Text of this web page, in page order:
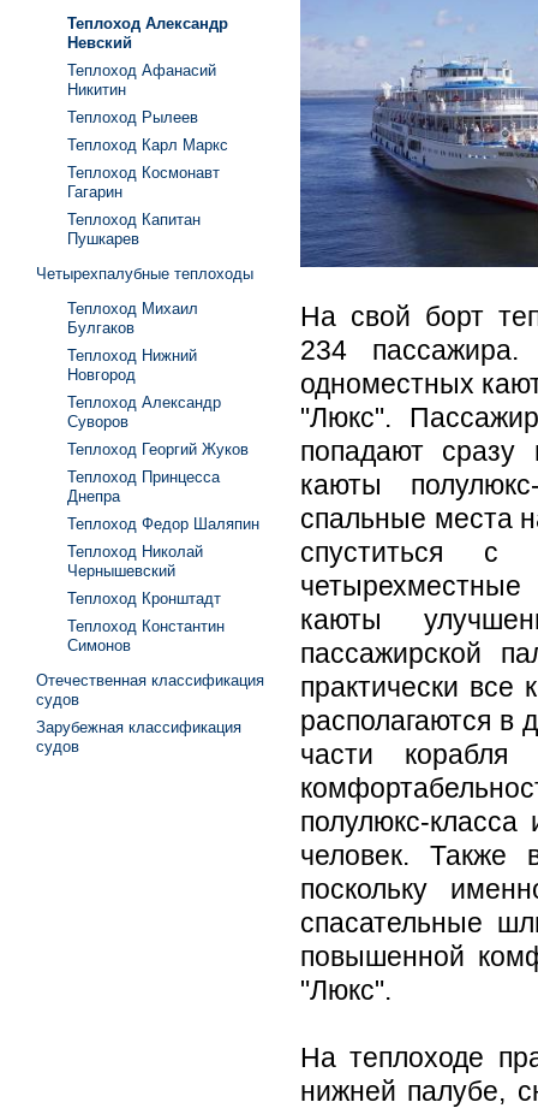
На свой борт
234
одноместных
"Люкс".
попадают сразу
каюты
спальные места
спуститься с
каюты
пассажирской
практически
располагаются в
части
полулюкс-
человек. Также
поскольку
спасательные
повышенной
"Люкс".
На теплоходе
нижней палубе,
Теплоход Александр
Невский
Теплоход Афанасий
Никитин
Теплоход Рылеев
Теплоход Карл Маркс
Теплоход Космонавт
Гагарин
Теплоход Капитан
Пушкарев
Четырехпалубные теплоходы
Теплоход Михаил
Булгаков
Теплоход Нижний
Новгород
Теплоход Александр
Суворов
Теплоход Георгий Жуков
Теплоход Принцесса
Днепра
Теплоход Федор Шаляпин
Теплоход Николай
Чернышевский
Теплоход Кронштадт
Теплоход Константин
Симонов
Отечественная классификация
судов
Зарубежная классификация
судов